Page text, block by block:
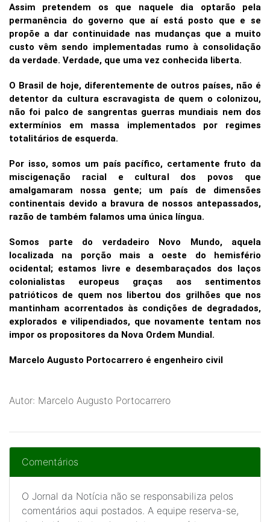
Assim pretendem os que naquele dia optarão pela
permanência do governo que aí está posto que e se
propõe a dar continuidade nas mudanças que a muito
custo vêm sendo implementadas rumo à consolidação
da verdade. Verdade, que uma vez conhecida liberta.
O Brasil de hoje, diferentemente de outros países, não é
detentor da cultura escravagista de quem o colonizou,
não foi palco de sangrentas guerras mundiais nem dos
extermínios em massa implementados por regimes
totalitários de esquerda.
Por isso, somos um país pacífico, certamente fruto da
miscigenação racial e cultural dos povos que
amalgamaram nossa gente; um país de dimensões
continentais devido a bravura de nossos antepassados,
razão de também falamos uma única língua.
Somos parte do verdadeiro Novo Mundo, aquela
localizada na porção mais a oeste do hemisfério
ocidental; estamos livre e desembaraçados dos laços
colonialistas europeus graças aos sentimentos
patrióticos de quem nos libertou dos grilhões que nos
mantinham acorrentados às condições de degradados,
explorados e vilipendiados, que novamente tentam nos
impor os propositores da Nova Ordem Mundial.
Marcelo Augusto Portocarrero é engenheiro civil
Autor: Marcelo Augusto Portocarrero
Comentários
O Jornal da Notícia não se responsabiliza pelos
comentários aqui postados. A equipe reserva-se,